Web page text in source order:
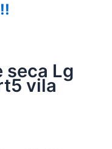
seca Lg
vila